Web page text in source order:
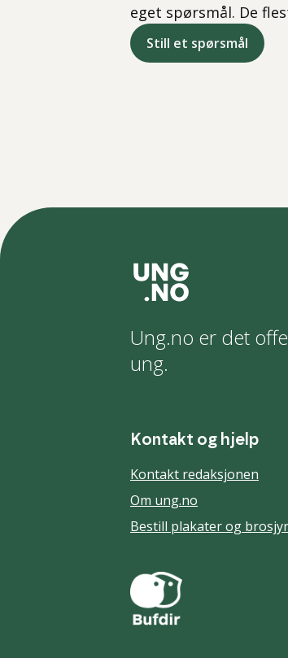
eget spørsmål. De
Still et spørsmål
Ung.no er det
ung.
Kontakt og hjelp
Kontakt redaksjonen
Om ung.no
Bestill plakater og